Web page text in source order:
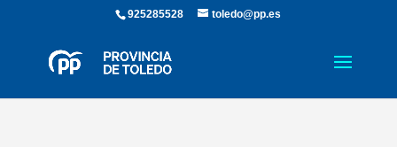
925285528 toledo@pp.es